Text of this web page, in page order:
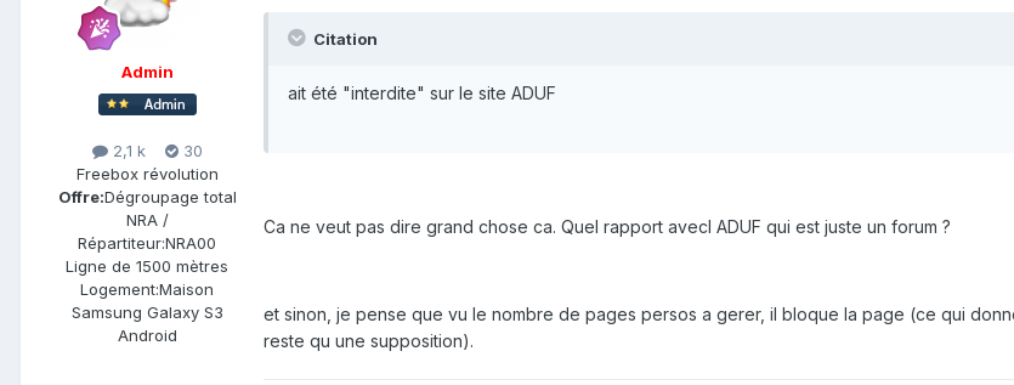
Admin
2,1 k
30
Freebox révolution
Offre:Dégroupage total
NRA /
Répartiteur:NRA00
Ligne de 1500 mètres
Logement:Maison
Samsung Galaxy S3
Android
Citation
ait été "interdite" sur le site ADUF
Ca ne veut pas dire grand chose ca. Quel rapport avecl ADUF qui est juste un forum ?
et sinon, je pense que vu le nombre de pages persos a gerer, il bloque la page (ce qui
reste qu une supposition).